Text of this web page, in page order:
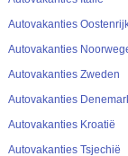
Autovakanties
Autovakanties
Autovakanties Zweden
Autovakanties
Autovakanties Kroatië
Autovakanties Tsjechië